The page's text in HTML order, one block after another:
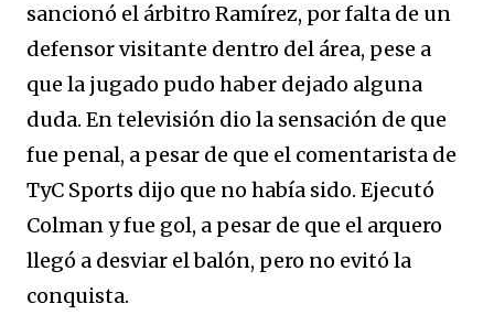
sancionó el árbitro Ramírez, por falta de un
defensor visitante dentro del área, pese a
que la jugado pudo haber dejado alguna
duda. En televisión dio la sensación de que
fue penal, a pesar de que el comentarista de
TyC Sports dijo que no había sido. Ejecutó
Colman y fue gol, a pesar de que el arquero
llegó a desviar el balón, pero no evitó la
conquista.